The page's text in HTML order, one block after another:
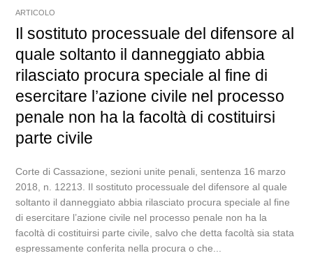
ARTICOLO
Il sostituto processuale del difensore al
quale soltanto il danneggiato abbia
rilasciato procura speciale al fine di
esercitare l’azione civile nel processo
penale non ha la facoltà di costituirsi
parte civile
Corte di Cassazione, sezioni unite penali, sentenza 16 marzo
2018, n. 12213. Il sostituto processuale del difensore al quale
soltanto il danneggiato abbia rilasciato procura speciale al fine
di esercitare l’azione civile nel processo penale non ha la
facoltà di costituirsi parte civile, salvo che detta facoltà sia stata
espressamente conferita nella procura o che...